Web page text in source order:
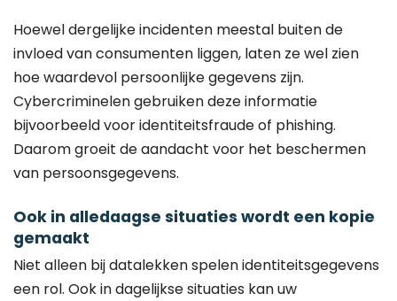
Hoewel dergelijke incidenten meestal buiten de
invloed van consumenten liggen, laten ze wel zien
hoe waardevol persoonlijke gegevens zijn.
Cybercriminelen gebruiken deze informatie
bijvoorbeeld voor identiteitsfraude of phishing.
Daarom groeit de aandacht voor het beschermen
van persoonsgegevens.
Ook in alledaagse situaties wordt een kopie
gemaakt
Niet alleen bij datalekken spelen identiteitsgegevens
een rol. Ook in dagelijkse situaties kan uw